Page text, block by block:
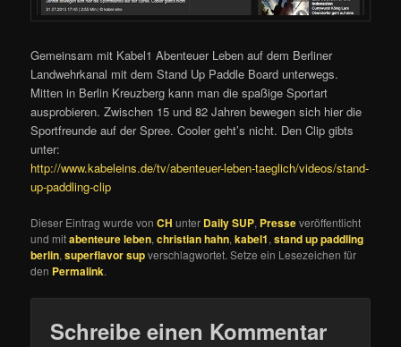
Gemeinsam mit Kabel1 Abenteuer Leben auf dem Berliner
Landwehrkanal mit dem Stand Up Paddle Board unterwegs.
Mitten in Berlin Kreuzberg kann man die spaßige Sportart
ausprobieren. Zwischen 15 und 82 Jahren bewegen sich hier die
Sportfreunde auf der Spree. Cooler geht’s nicht. Den Clip gibts
unter:
http://www.kabeleins.de/tv/abenteuer-leben-taeglich/videos/stand-
up-paddling-clip
Dieser Eintrag wurde vonCH unter Daily SUP, Presseveröffentlicht
und mitabenteure leben,christian hahn,kabel1,stand up paddling
berlin,superflavor supverschlagwortet. Setze ein Lesezeichen für
den Permalink.
Schreibe einen Kommentar